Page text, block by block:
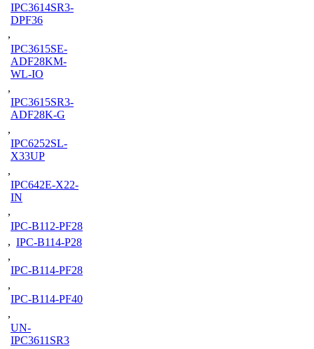
IPC3614SR3-
DPF36
,
IPC3615SE-
ADF28KM-
WL-IO
,
IPC3615SR3-
ADF28K-G
,
IPC6252SL-
X33UP
,
IPC642E-X22-
IN
,
IPC-B112-PF28
, IPC-B114-P28
,
IPC-B114-PF28
,
IPC-B114-PF40
,
UN-
IPC3611SR3